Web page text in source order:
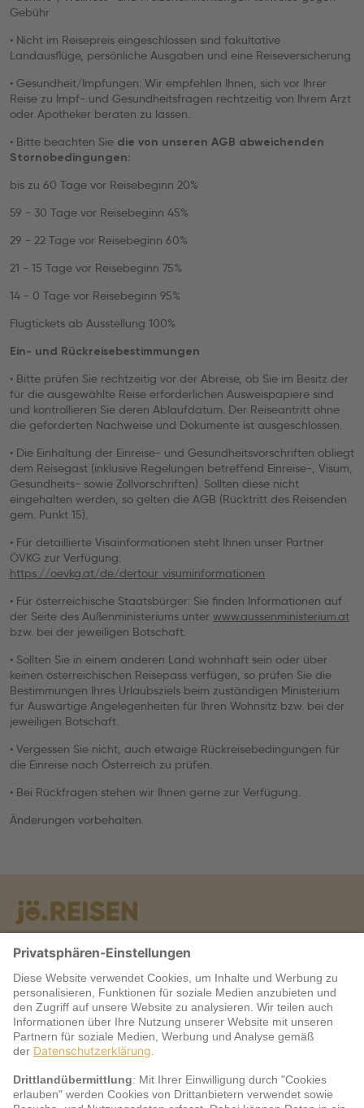
Gebühr
• Nicht im Reisepreis eingeschlossen sind fakultative
Landausflüge, persönliche Ausgaben und eine Reiseversicherung
• Gesundheit/Impfungen: Wir empfehlen Ihnen, sich vor Ihrer
Reise zu Impf- und Gesundheitsfragen rechtzeitig von Ihrem Arzt
oder Apotheker beraten zu lassen.
• Bitte beachten Sie die von unseren AGB abweichenden
Stornobedingungen:
bis zu 60 Tage vor Reisebeginn 20%
59 - 30 Tage vor Reisebeginn 45%
29 - 22 Tage vor Reisebeginn 60%
21 - 15 Tage vor Reisebeginn 75%
14 - 0 Tage vor Reisebeginn 95%
Flugtickets ab Ausstellung 100%
Ein- und Rückreisebestimmungen
• Bitte prüfen Sie rechtzeitig vor der Abreise, ob Sie im Besitz der
für die ausgewählte Reise erforderlichen Ausweispapiere sind
und kontrollieren Sie deren Ablaufdatum. Der Reiseantritt ohne
die geforderten Nachweise und Dokumente ist ausgeschlossen.
• Die Einhaltung der Einreise- und Gesundheitsvorschriften obliegt
dem Reisegast (inklusive Regelungen betreffend Einreise-, Visum,
Gesundheits- sowie Zollvorschriften). Sollten diese nicht
eingehalten werden, so gelten die AGB (Rücktritt des Reisenden
gem. Punkt 15).
• Für detaillierte Visainformationen steht Ihnen unser Partner
ÖVKG zur Verfügung:
https://oevkg.at/de/dertour_visuminformationen
• Für österreichische Staatsbürger: Sie finden Informationen auf
der Seite des Außenministeriums unter www.aussenministerium.at
bzw. bei der jeweiligen Botschaft.
• Sollten Sie in einem anderen Land wohnhaft sein oder über
keinen österreichischen Reisepass verfügen, so prüfen Sie die
Bestimmungen Ihres Urlaubsziels beim zuständigen Ministerium
für Auswärtige Angelegenheiten für Ihren Wohnsitz bzw. bei der
jeweiligen Botschaft.
• Vergessen Sie nicht, auch etwaige Rückreisebedingungen für
die Einreise nach Österreich zu prüfen.
• Bei Rückfragen stehen wir Ihnen gerne zur Verfügung.
Änderungen vorbehalten.
Warum jö?
Service
jö Bonus Club Partner